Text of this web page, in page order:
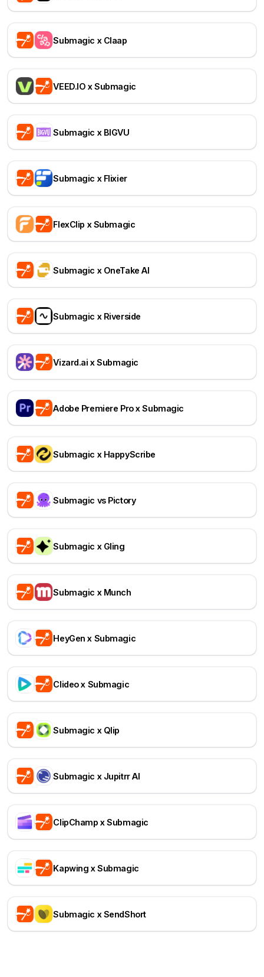
Submagic x Claap
VEED.IO x Submagic
Submagic x BIGVU
Submagic x Flixier
FlexClip x Submagic
Submagic x OneTake AI
Submagic x Riverside
Vizard.ai x Submagic
Adobe Premiere Pro x Submagic
Submagic x HappyScribe
Submagic vs Pictory
Submagic x Gling
Submagic x Munch
HeyGen x Submagic
Clideo x Submagic
Submagic x Qlip
Submagic x Jupitrr AI
ClipChamp x Submagic
Kapwing x Submagic
Submagic x SendShort